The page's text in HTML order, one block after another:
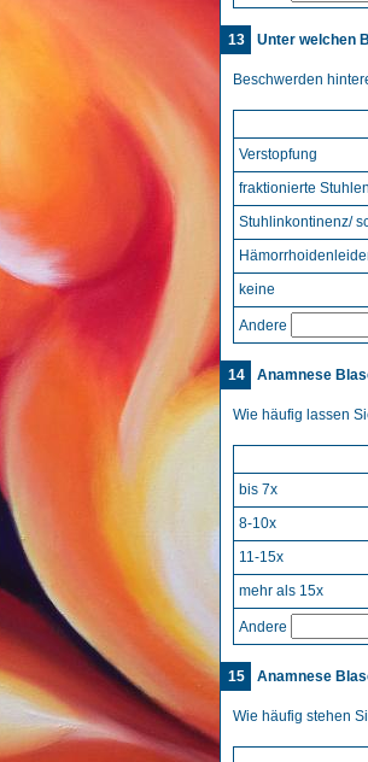
13 Unter welchen
Beschwerden
Verstopfung
fraktionierte
Stuhlinkontinenz/
keine
Andere
14 Anamnese
Wie häufig lassen
bis 7x
8-10x
11-15x
mehr als 15x
Andere
15 Anamnese
Wie häufig stehen